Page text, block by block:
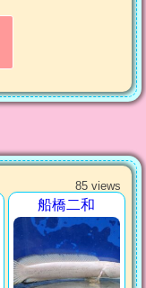
85 views
船橋二和